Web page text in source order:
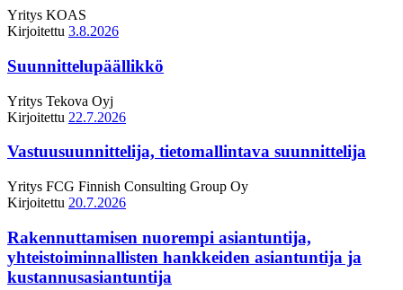
Yritys KOAS
Kirjoitettu 3.8.2026
Suunnittelupäällikkö
Yritys Tekova Oyj
Kirjoitettu 22.7.2026
Vastuusuunnittelija, tietomallintava suunnittelija
Yritys FCG Finnish Consulting Group Oy
Kirjoitettu 20.7.2026
Rakennuttamisen nuorempi asiantuntija,
yhteistoiminnallisten hankkeiden asiantuntija ja
kustannusasiantuntija